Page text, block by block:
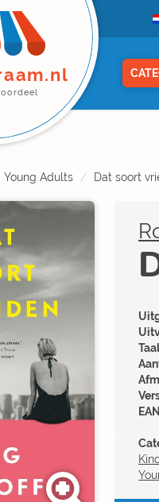
Young Adults Dat soort